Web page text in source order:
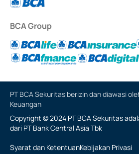
BCA Group
PT BCA Sekuritas berizin dan diawasi
Keuangan
Copyright © 2024 PT BCA Sekuritas
dari PT Bank Central Asia Tbk
Syarat dan KetentuanKebijakan Privasi